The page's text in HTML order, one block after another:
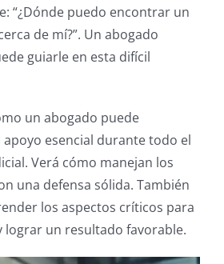
“¿Dónde puedo encontrar un
de mí?”. Un abogado
guiarle en esta difícil
un abogado puede
esencial durante todo el
Verá cómo manejan los
una defensa sólida. También
los aspectos críticos para
lograr un resultado favorable.